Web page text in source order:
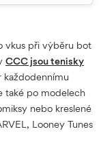
vkus při výběru bot
CCC jsou tenisky
každodennímu
také po modelech
nebo kreslené
Looney Tunes